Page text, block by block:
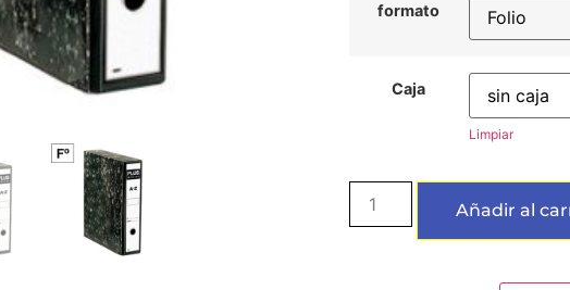
formato
Caja
Limpiar
Añadir al